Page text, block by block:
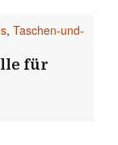
, Taschen-und-
für